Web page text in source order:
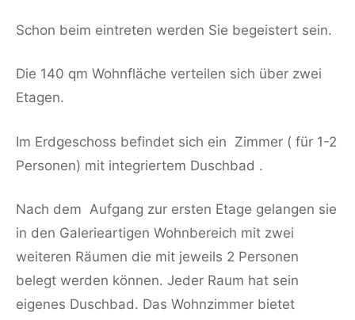
Schon beim eintreten werden Sie begeistert sein.
Die 140 qm Wohnfläche verteilen sich über zwei
Etagen.
Im Erdgeschoss befindet sich ein Zimmer ( für 1-2
Personen) mit integriertem Duschbad .
Nach dem Aufgang zur ersten Etage gelangen sie
in den Galerieartigen Wohnbereich mit zwei
weiteren Räumen die mit jeweils 2 Personen
belegt werden können. Jeder Raum hat sein
eigenes Duschbad. Das Wohnzimmer bietet